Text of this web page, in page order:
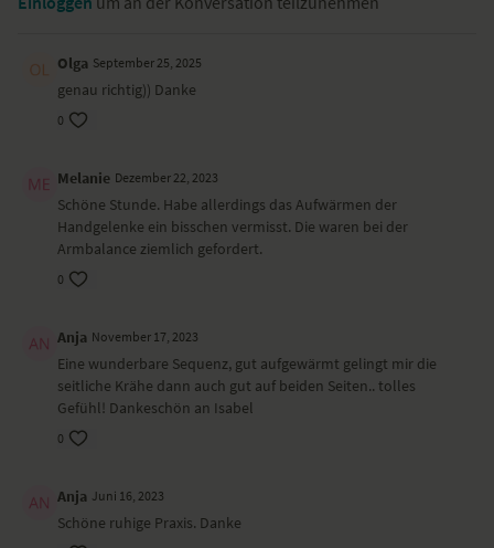
Wenn du gerne mit Musik übst, hat Isabel dir hier eine passende
Dieses Video ist eine Aufzeichnung einer unserer Live-Klassen, daher
ist es möglich, dass die Video- oder Tonqualität nicht der gewohnten
YogaEasy-Qualität entspricht.
Olga September 25, 2025
genau richtig)) Danke
0
Melanie Dezember 22, 2023
Schöne Stunde. Habe allerdings das Aufwärmen der
Handgelenke ein bisschen vermisst. Die waren bei der
Armbalance ziemlich gefordert.
0
Anja November 17, 2023
Eine wunderbare Sequenz, gut aufgewärmt gelingt mir die
seitliche Krähe dann auch gut auf beiden Seiten.. tolles
Gefühl! Dankeschön an Isabel
0
Anja Juni 16, 2023
Schöne ruhige Praxis. Danke